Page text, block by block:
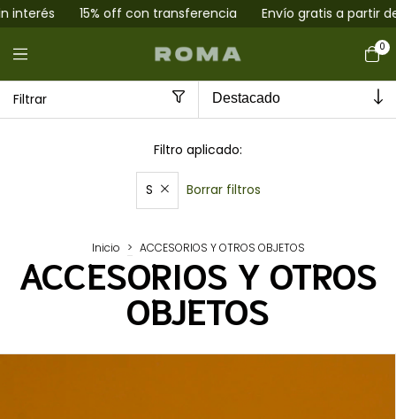
15% off con transferencia Envío gratis a partir de
0
Filtrar
Filtro aplicado:
S Borrar filtros
Inicio > ACCESORIOS Y OTROS OBJETOS
ACCESORIOS Y OTROS
OBJETOS